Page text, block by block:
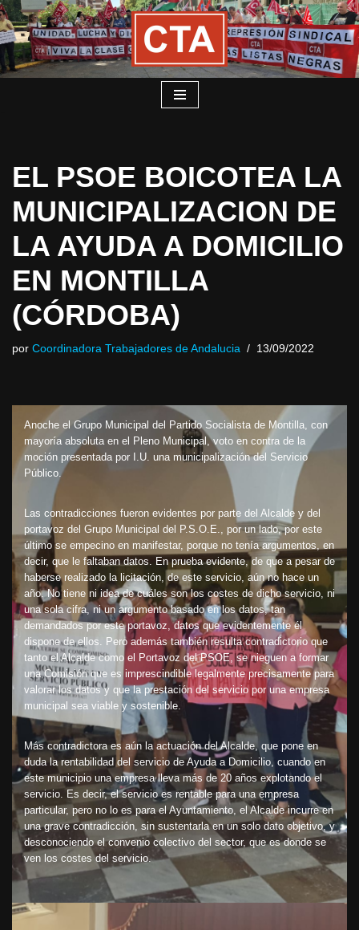
Saltar
al
contenido
EL PSOE BOICOTEA LA
MUNICIPALIZACION DE
LA AYUDA A DOMICILIO
EN MONTILLA
(CÓRDOBA)
por Coordinadora Trabajadores de Andalucia 13/09/2022
Anoche el Grupo Municipal del Partido Socialista de Montilla, con
mayoría absoluta en el Pleno Municipal, voto en contra de la
moción presentada por I.U. una municipalización del Servicio
Público.
Las contradicciones fueron evidentes por parte del Alcalde y del
portavoz del Grupo Municipal del P.S.O.E., por un lado, por este
último se empecino en manifestar, porque no tenía argumentos, en
decir, que le faltaban datos. En prueba evidente, de que a pesar de
haberse realizado la licitación, de este servicio, aún no hace un
año. No tiene ni idea de cuáles son los costes de dicho servicio, ni
una sola cifra, ni un argumento basado en los datos, tan
demandados por este portavoz, datos que evidentemente él
dispone de ellos. Pero además también resulta contradictorio que
tanto el Alcalde como el Portavoz del PSOE, se nieguen a formar
una Comisión que es imprescindible legalmente precisamente para
valorar los datos y que la prestación del servicio por una empresa
municipal sea viable y sostenible.
Más contradictora es aún la actuación del Alcalde, que pone en
duda la rentabilidad del servicio de Ayuda a Domicilio, cuando en
este municipio una empresa lleva más de 20 años explotando el
servicio. Es decir, el servicio es rentable para una empresa
particular, pero no lo es para el Ayuntamiento, el Alcalde incurre en
una grave contradicción, sin sustentarla en un solo dato objetivo, y
desconociendo el convenio colectivo del sector, que es donde se
ven los costes del servicio.